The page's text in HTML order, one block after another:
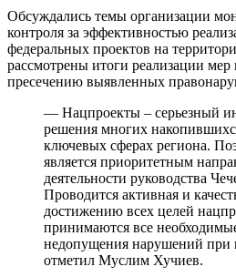
Обсуждались темы организации
контроля за эффективностью
федеральных проектов на
рассмотрены итоги реализации
пресечению выявленных
— Нацпроекты – серьезный
решения многих
ключевых сферах региона.
является приоритетным
деятельности руководства
Проводится активная и
достижению всех целей
принимаются все
недопущения нарушений при
отметил Муслим Хучиев.